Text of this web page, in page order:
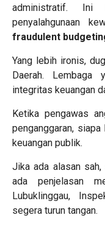
administratif. Ini
penyalahgunaan
fraudulent
Yang lebih ironis,
Daerah. Lembaga
integritas keuangan
Ketika pengawas
penganggaran,
keuangan publik.
Jika ada alasan
ada penjelasan
Lubuklinggau,
segera turun tangan.